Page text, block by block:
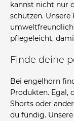
kannst nicht nur
schützen.
pflegeleicht,
Finde deine
Bei engelhorn
Produkten. Egal,
Shorts oder
du fündig.